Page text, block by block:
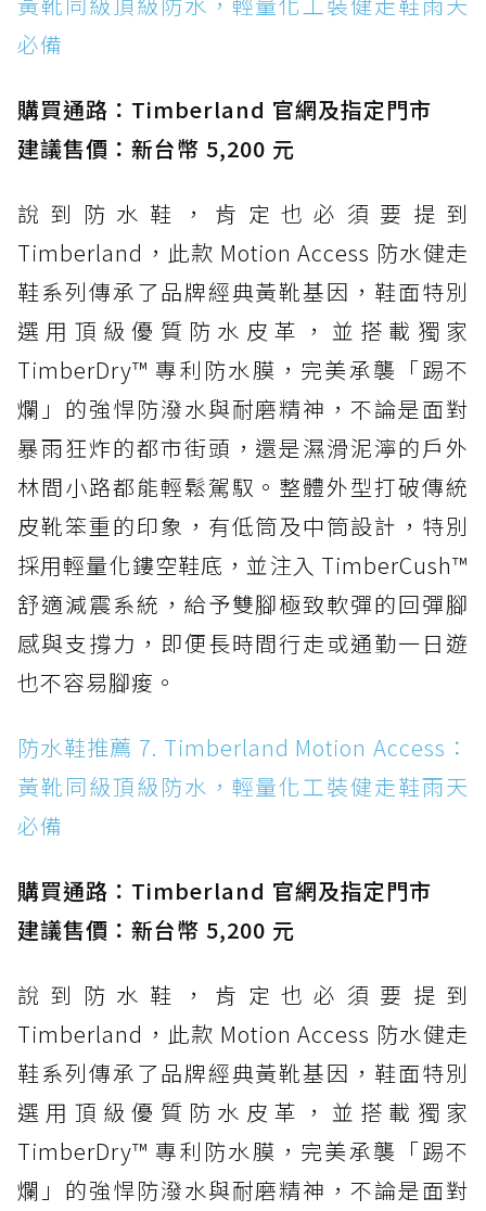
必備
購買通路：Timberland 官網及指定門市
建議售價：新台幣 5,200 元
說到防水鞋，肯定也必須要提到
Timberland，此款 Motion Access 防水健走
鞋系列傳承了品牌經典黃靴基因，鞋面特別
選用頂級優質防水皮革，並搭載獨家
TimberDry™ 專利防水膜，完美承襲「踢不
爛」的強悍防潑水與耐磨精神，不論是面對
暴雨狂炸的都市街頭，還是濕滑泥濘的戶外
林間小路都能輕鬆駕馭。整體外型打破傳統
皮靴笨重的印象，有低筒及中筒設計，特別
採用輕量化鏤空鞋底，並注入 TimberCush™
舒適減震系統，給予雙腳極致軟彈的回彈腳
感與支撐力，即便長時間行走或通勤一日遊
也不容易腳痠。
防水鞋推薦 7. Timberland Motion Access：
黃靴同級頂級防水，輕量化工裝健走鞋雨天
必備
購買通路：Timberland 官網及指定門市
建議售價：新台幣 5,200 元
說到防水鞋，肯定也必須要提到
Timberland，此款 Motion Access 防水健走
鞋系列傳承了品牌經典黃靴基因，鞋面特別
選用頂級優質防水皮革，並搭載獨家
TimberDry™ 專利防水膜，完美承襲「踢不
爛」的強悍防潑水與耐磨精神，不論是面對